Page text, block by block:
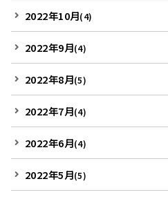
2022年10月(4)
2022年9月(4)
2022年8月(5)
2022年7月(4)
2022年6月(4)
2022年5月(5)